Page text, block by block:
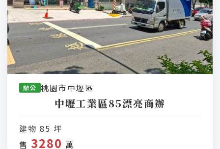
辦公 桃園市中壢區
中壢工業區85漂亮商辦
建物 85 坪
售 3280 萬